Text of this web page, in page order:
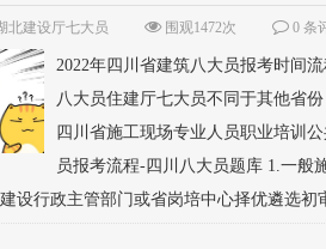
北建设厅七大员 围观1472次 0 条
2022年四川省建筑八大员报考时间
八大员住建厅七大员不同于其他省
四川省施工现场专业人员职业培训
员报考流程-四川八大员题库 1.一般
设行政主管部门或省岗培中心择优遴选初